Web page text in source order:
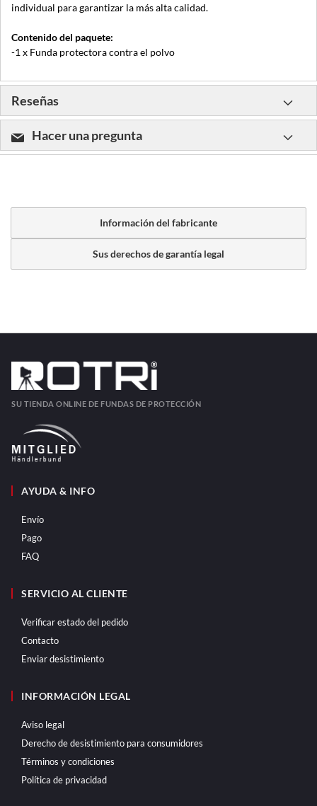
individual para garantizar la más alta calidad.
Contenido del paquete:
-1 x Funda protectora contra el polvo
Reseñas
Hacer una pregunta
Información del fabricante
Sus derechos de garantía legal
SU TIENDA ONLINE DE FUNDAS DE PROTECCIÓN
AYUDA & INFO
Envío
Pago
FAQ
SERVICIO AL CLIENTE
Verificar estado del pedido
Contacto
Enviar desistimiento
INFORMACIÓN LEGAL
Aviso legal
Derecho de desistimiento para consumidores
Términos y condiciones
Política de privacidad